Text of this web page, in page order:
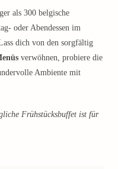
als 300 belgische
oder Abendessen im
dich von den sorgfältig
verwöhnen, probiere die
Ambiente mit
Frühstücksbuffet ist für